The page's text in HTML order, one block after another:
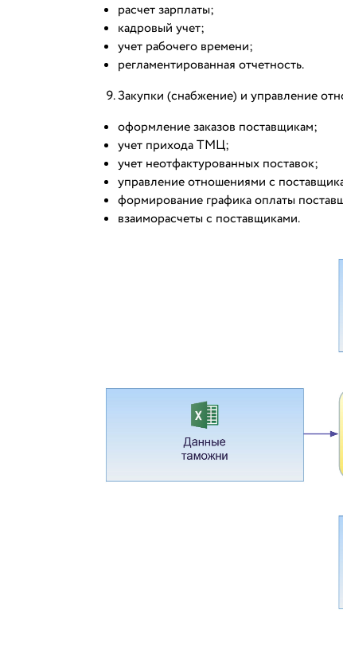
расчет зарплаты;
кадровый учет;
учет рабочего времени;
регламентированная отчетность.
Закупки (снабжение) и управление
оформление заказов поставщикам;
учет прихода ТМЦ;
учет неотфактурованных поставок;
управление отношениями с
формирование графика оплаты
взаиморасчеты с поставщиками.